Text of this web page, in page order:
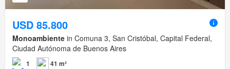
USD 85.800
Monoambiente in Comuna 3, San Cristóbal, Capital Federal,
Ciudad Autónoma de Buenos Aires
1 41 m²